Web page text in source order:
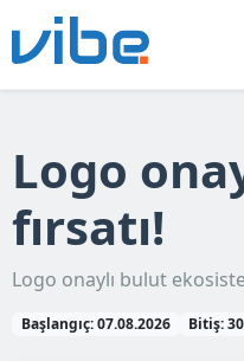
Logo
fırsatı!
Logo onaylı bulut
Başlangıç: 07.08.2026 Bitiş: